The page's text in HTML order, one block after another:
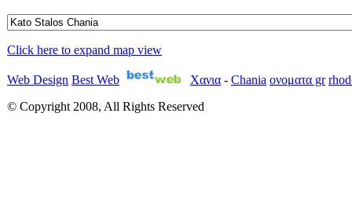
Click here to expand map view
Web Design Best Web Χανια - Chania ονοματα gr
© Copyright 2008, All Rights Reserved